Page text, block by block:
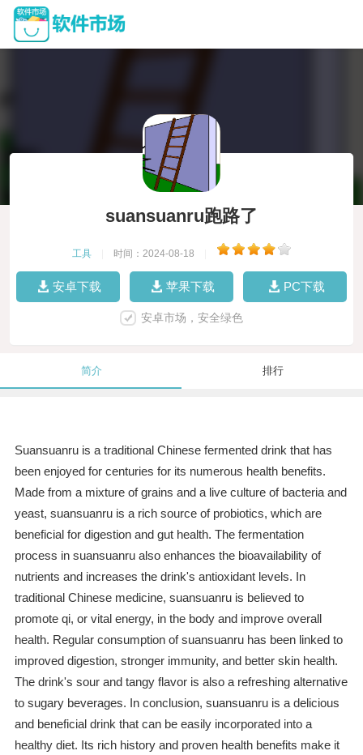
suansuanru跑路了
工具 时间：2024-08-18
安卓下载 苹果下载 PC下载
安卓市场，安全绿色
简介 排行
Suansuanru is a traditional Chinese fermented drink that has
been enjoyed for centuries for its numerous health benefits.
Made from a mixture of grains and a live culture of bacteria and
yeast, suansuanru is a rich source of probiotics, which are
beneficial for digestion and gut health. The fermentation
process in suansuanru also enhances the bioavailability of
nutrients and increases the drink's antioxidant levels. In
traditional Chinese medicine, suansuanru is believed to
promote qi, or vital energy, in the body and improve overall
health. Regular consumption of suansuanru has been linked to
improved digestion, stronger immunity, and better skin health.
The drink's sour and tangy flavor is also a refreshing alternative
to sugary beverages. In conclusion, suansuanru is a delicious
and beneficial drink that can be easily incorporated into a
healthy diet. Its rich history and proven health benefits make it